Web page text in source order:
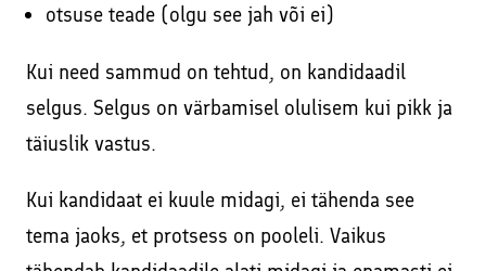
otsuse teade (olgu see jah või ei)
Kui need sammud on tehtud, on kandidaadil
selgus. Selgus on värbamisel olulisem kui pikk ja
täiuslik vastus.
Kui kandidaat ei kuule midagi, ei tähenda see
tema jaoks, et protsess on pooleli. Vaikus